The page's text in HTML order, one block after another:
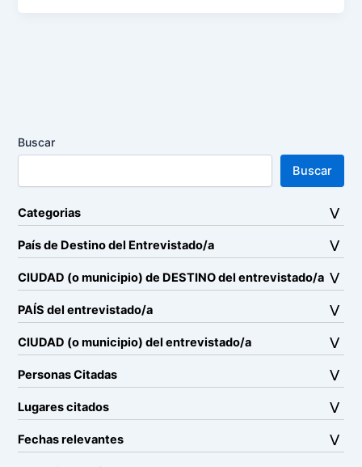
Buscar
Buscar
Categorias
País de Destino del Entrevistado/a
CIUDAD (o municipio) de DESTINO del entrevistado/a
PAÍS del entrevistado/a
CIUDAD (o municipio) del entrevistado/a
Personas Citadas
Lugares citados
Fechas relevantes